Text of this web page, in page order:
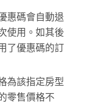
惠碼會自動退
使用。如其後
了優惠碼的訂
為該指定房型
零售價格不